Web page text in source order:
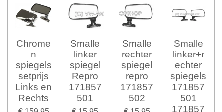
Chrome
n
spiegels
setprijs
Links en
Rechts
Smalle
linker
spiegel
Repro
171857
501
Smalle
rechter
spiegel
repro
171857
502
Smalle
linker+r
echter
spiegels
171857
501
171857